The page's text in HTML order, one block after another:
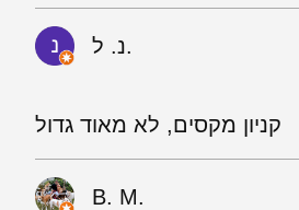
נ. ל.
קניון מקסים, לא מאוד גדול
B. M.